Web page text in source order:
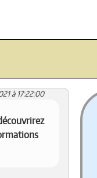
à 17:22:00